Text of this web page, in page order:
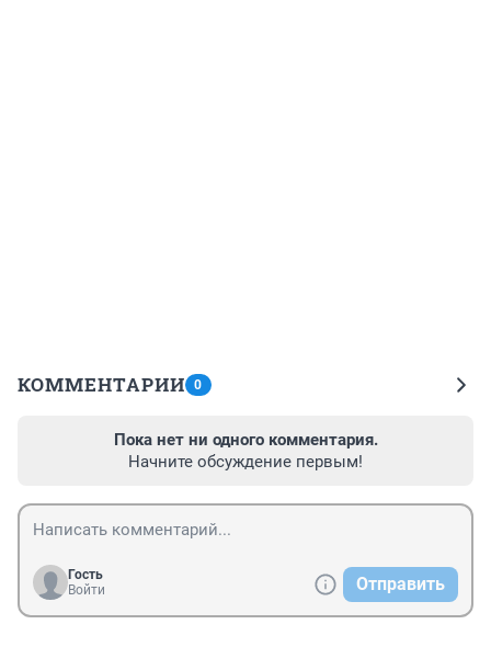
КОММЕНТАРИИ 0
Пока нет ни одного комментария.
Начните обсуждение первым!
Гость
Войти
Отправить